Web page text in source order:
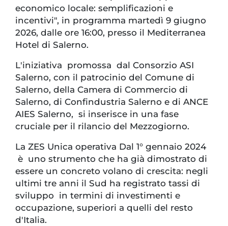
economico locale: semplificazioni e
incentivi", in programma martedì 9 giugno
2026, dalle ore 16:00, presso il Mediterranea
Hotel di Salerno.
L'iniziativa promossa dal Consorzio ASI
Salerno, con il patrocinio del Comune di
Salerno, della Camera di Commercio di
Salerno, di Confindustria Salerno e di ANCE
AIES Salerno, si inserisce in una fase
cruciale per il rilancio del Mezzogiorno.
La ZES Unica operativa Dal 1° gennaio 2024
è uno strumento che ha già dimostrato di
essere un concreto volano di crescita: negli
ultimi tre anni il Sud ha registrato tassi di
sviluppo in termini di investimenti e
occupazione, superiori a quelli del resto
d'Italia.